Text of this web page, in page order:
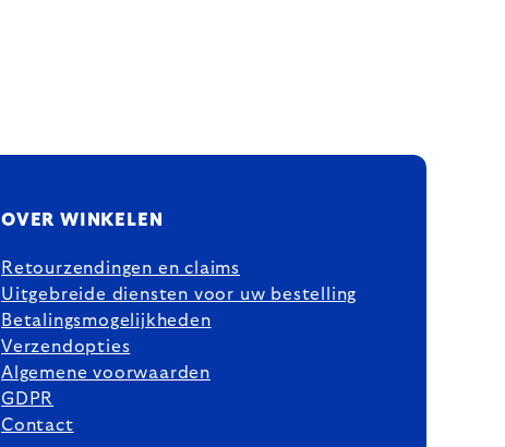
OVER WINKELEN
Retourzendingen en claims
Uitgebreide diensten voor uw bestelling
Betalingsmogelijkheden
Verzendopties
Algemene voorwaarden
GDPR
Contact